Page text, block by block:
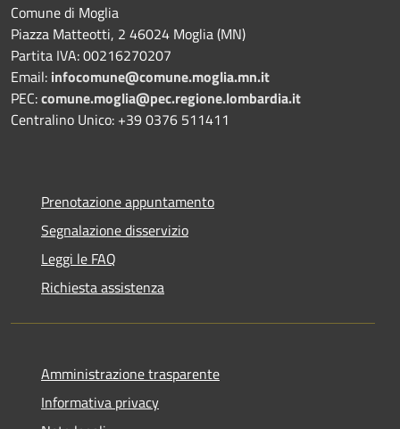
Comune di Moglia
Piazza Matteotti, 2 46024 Moglia (MN)
Partita IVA: 00216270207
Email: infocomune@comune.moglia.mn.it
PEC:comune.moglia@pec.regione.lombardia.it
Centralino Unico: +39 0376 511411
Prenotazione appuntamento
Segnalazione disservizio
Leggi le FAQ
Richiesta assistenza
Amministrazione trasparente
Informativa privacy